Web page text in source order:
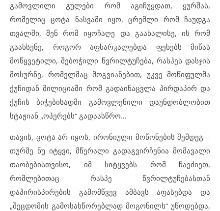
გამოვლილი გულები რომ აგიჩუყდათ, ყურშას,
რომელიც ცოტა ნასვამი იყო, ცრემლი რომ ჩაუდგა
თვალში, შენ რომ იყოჩაღე და გაახალისე, ის რომ
გაახსენე, როგორ აფხარკალებდა ფეხებს მიწას
მოწყვეტილი, შებოჭილი წვრილტუჩება, რასპეს დასჯის
მოსურნე, რომელმაც მოგვიანებით, უკვე მოწიფულმა
ქუჩიდან მილიციაში რომ გადაინაცვლა პირდაპირ და
ქუჩის ბიჭებისადმი გამოვლენილი დაუნდობლობით
სტაჟიან „ოპერებს“ გადაასწრო…
თავის, ცოტა არ იყოს, ირონიული მოწონების შემდეგ –
თურმე ნუ იტყვი, მწერალი გადაგვირჩენია მომავალი
თაობებისთვისო, იმ სიტყვებს რომ ჩაეძიეთ,
რომლებითაც რასპე წვრილტუჩებასთან
დაპირისპირების გამომწვევ ამბავს აფასებდა და
„შეცდომის გამოსასწორებლად მოგონილს“ უწოდებდა,